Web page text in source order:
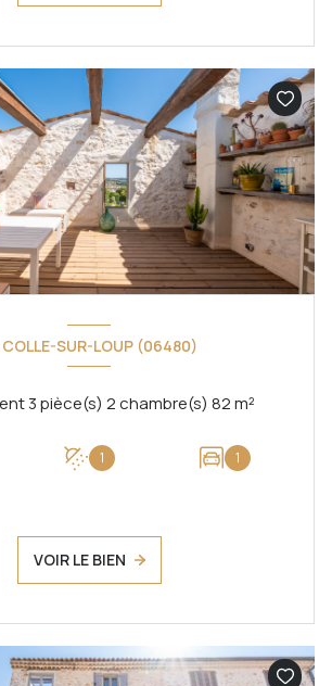
COLLE-SUR-LOUP (06480)
Appartement 3 pièce(s) 2 chambre(s) 82 m²
1 1
VOIR LE BIEN